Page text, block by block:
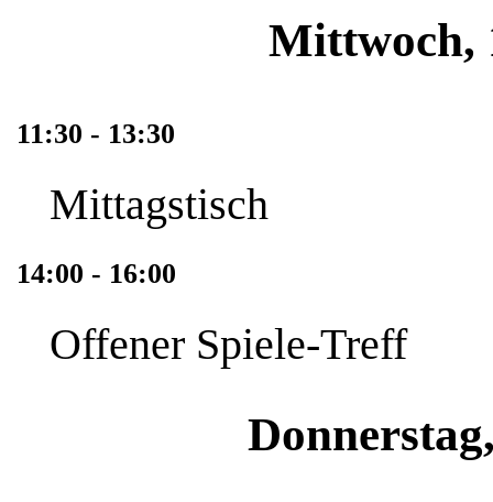
Mittwoch,
11:30 - 13:30
Mittagstisch
14:00 - 16:00
Offener Spiele-Treff